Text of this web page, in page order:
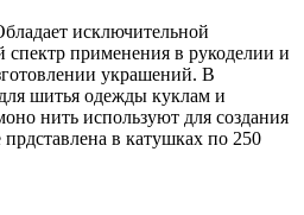
исключительной
применения в рукоделии и
украшений. В
шитья одежды куклам и
нить используют для создания
в катушках по 250